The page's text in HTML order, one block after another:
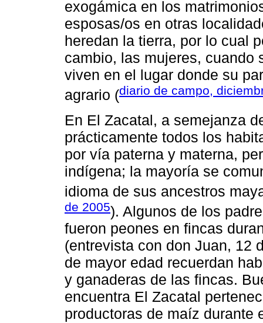
exogámica en los
esposas/os en otras
heredan la tierra, por lo cual
cambio, las mujeres, cuando
viven en el lugar donde su
agrario (diario de campo,
En El Zacatal, a semejanza
prácticamente todos los
por vía paterna y materna,
indígena; la mayoría se
idioma de sus ancestros
de 2005). Algunos de los
fueron peones en fincas
(entrevista con don Juan, 12
de mayor edad recuerdan
y ganaderas de las fincas.
encuentra El Zacatal
productoras de maíz durante